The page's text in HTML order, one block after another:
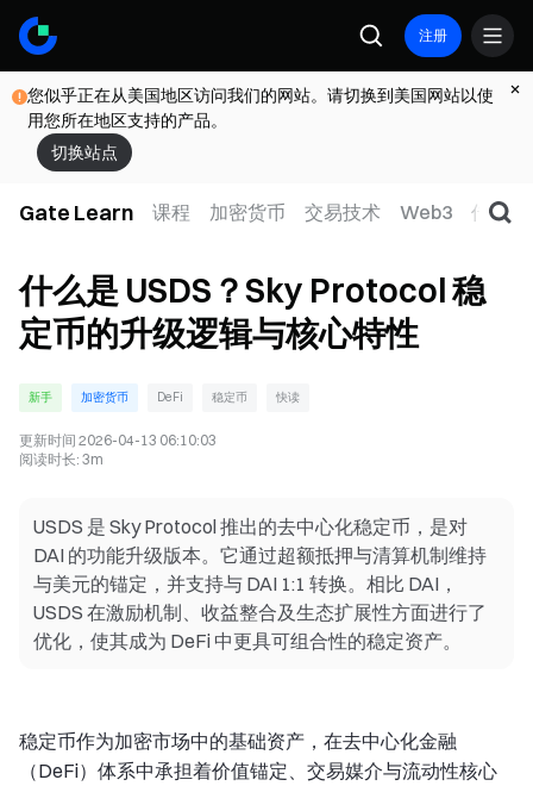
注册
您似乎正在从美国地区访问我们的网站。请切换到美国网站以使
用您所在地区支持的产品。
切换站点
Gate Learn 课程 加密货币 交易技术 Web3 传统金
什么是 USDS？Sky Protocol 稳
定币的升级逻辑与核心特性
新手 加密货币 DeFi 稳定币 快读
更新时间 2026-04-13 06:10:03
阅读时长: 3m
USDS 是 Sky Protocol 推出的去中心化稳定币，是对
DAI 的功能升级版本。它通过超额抵押与清算机制维持
与美元的锚定，并支持与 DAI 1:1 转换。相比 DAI，
USDS 在激励机制、收益整合及生态扩展性方面进行了
优化，使其成为 DeFi 中更具可组合性的稳定资产。
稳定币作为加密市场中的基础资产，在去中心化金融
（DeFi）体系中承担着价值锚定、交易媒介与流动性核心